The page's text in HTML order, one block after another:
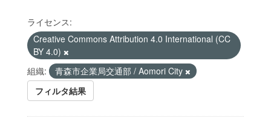
ライセンス:
Creative Commons Attribution 4.0 International (CC
BY 4.0)
組織:
青森市企業局交通部 / Aomori City
フィルタ結果